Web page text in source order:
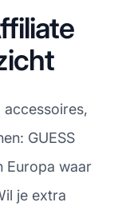
GUESS
Europa waar
je extra